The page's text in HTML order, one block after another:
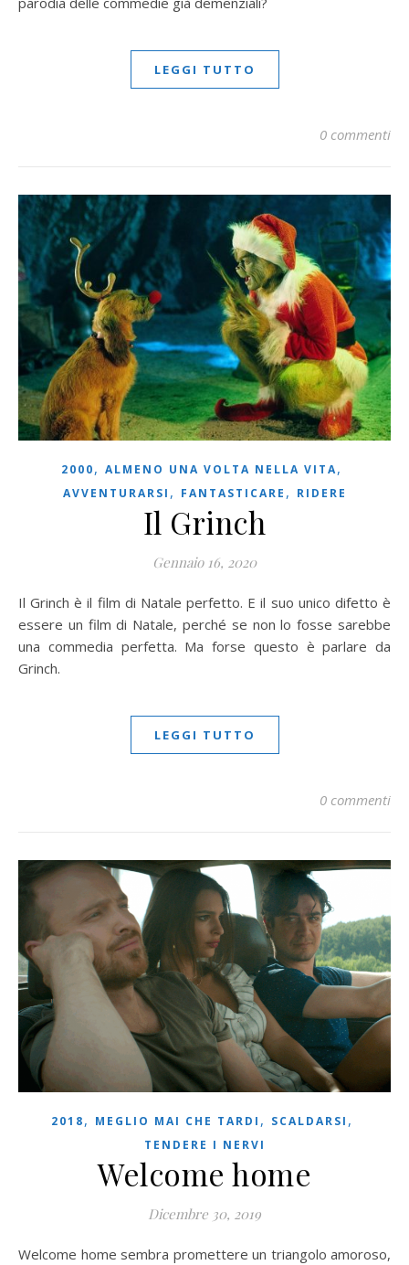
LEGGI TUTTO
0 commenti
2000, ALMENO UNA VOLTA NELLA VITA,
AVVENTURARSI , FANTASTICARE , RIDERE
Il Grinch
Gennaio 16, 2020
Il Grinch è il film di Natale perfetto. E il suo unico difetto è
essere un film di Natale, perché se non lo fosse sarebbe
una commedia perfetta. Ma forse questo è parlare da
Grinch.
LEGGI TUTTO
0 commenti
2018, MEGLIO MAI CHE TARDI , SCALDARSI ,
TENDERE I NERVI
Welcome home
Dicembre 30, 2019
Welcome home sembra promettere un triangolo amoroso,